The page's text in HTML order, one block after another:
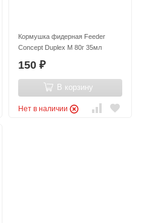
Кормушка фидерная Feeder
Concept Duplex M 80г 35мл
150 ₽
В корзину
Нет в наличии